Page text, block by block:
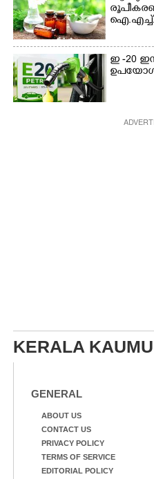
ഇ -20
KERALA
GENERAL
ABOUT US
CONTACT US
PRIVACY POLICY
TERMS OF SERVICE
EDITORIAL POLICY